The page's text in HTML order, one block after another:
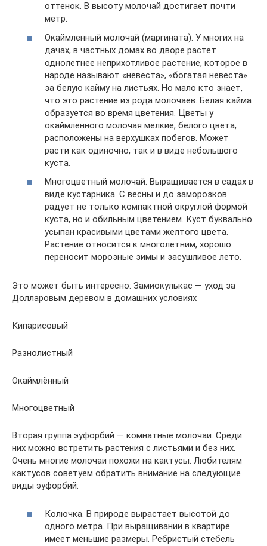
оттенок. В высоту молочай достигает почти
метр.
Окаймленный молочай (маргината). У многих на
дачах, в частных домах во дворе растет
однолетнее неприхотливое растение, которое в
народе называют «невеста», «богатая невеста»
за белую кайму на листьях. Но мало кто знает,
что это растение из рода молочаев. Белая кайма
образуется во время цветения. Цветы у
окаймленного молочая мелкие, белого цвета,
расположены на верхушках побегов. Может
расти как одиночно, так и в виде небольшого
куста.
Многоцветный молочай. Выращивается в садах в
виде кустарника. С весны и до заморозков
радует не только компактной округлой формой
куста, но и обильным цветением. Куст буквально
усыпан красивыми цветами желтого цвета.
Растение относится к многолетним, хорошо
переносит морозные зимы и засушливое лето.
Это может быть интересно: Замиокулькас — уход за
Долларовым деревом в домашних условиях
Кипарисовый
Разнолистный
Окаймлённый
Многоцветный
Вторая группа эуфорбий — комнатные молочаи. Среди
них можно встретить растения с листьями и без них.
Очень многие молочаи похожи на кактусы. Любителям
кактусов советуем обратить внимание на следующие
виды эуфорбий:
Колючка. В природе вырастает высотой до
одного метра. При выращивании в квартире
имеет меньшие размеры. Ребристый стебель